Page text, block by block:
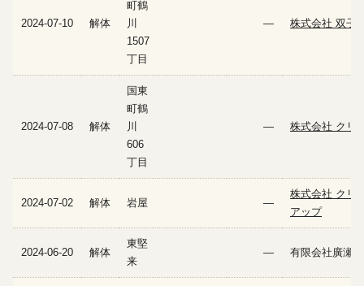
2024-07-10 解体
町鶴
川
1507
丁目
— 株式会社 双子
2024-07-08 解体
国東
町鶴
川
606
丁目
— 株式会社 クリ
2024-07-02 解体 岩屋 —
株式会社 クリ
アップ
2024-06-20 解体
東堅
来
— 有限会社廣瀬